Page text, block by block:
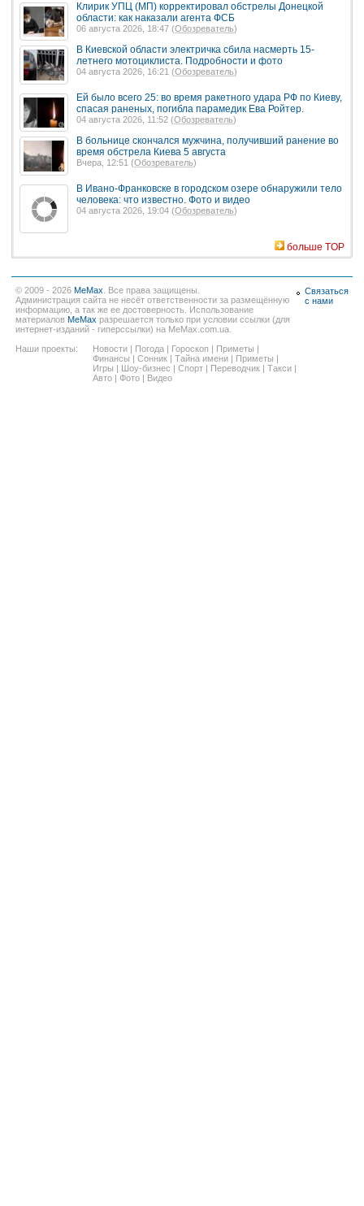
Клирик УПЦ (МП) корректировал обстрелы Донецкой
области: как наказали агента ФСБ
06 августа 2026, 18:47 (Обозреватель)
В Киевской области электричка сбила насмерть 15-
летнего мотоциклиста. Подробности и фото
04 августа 2026, 16:21 (Обозреватель)
Ей было всего 25: во время ракетного удара РФ по Киеву,
спасая раненых, погибла парамедик Ева Ройтер.
04 августа 2026, 11:52 (Обозреватель)
В больнице скончался мужчина, получивший ранение во
время обстрела Киева 5 августа
Вчера, 12:51 (Обозреватель)
В Ивано-Франковске в городском озере обнаружили тело
человека: что известно. Фото и видео
04 августа 2026, 19:04 (Обозреватель)
больше TOP
© 2009 - 2026 MeMax . Все права защищены.
Администрация сайта не несёт ответственности за размещённую
информацию, а так же ее достоверность. Использование
материалов MeMax разрешается только при условии ссылки (для
интернет-изданий - гиперссылки) на MeMax.com.ua.
Наши проекты:
Новости | Погода | Гороскоп | Приметы |
Финансы | Сонник | Тайна имени | Приметы |
Игры | Шоу-бизнес | Спорт | Переводчик | Такси |
Авто | Фото | Видео
Связаться
с нами